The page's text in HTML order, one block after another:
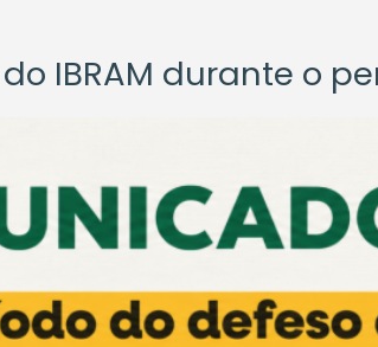
IBRAM durante o